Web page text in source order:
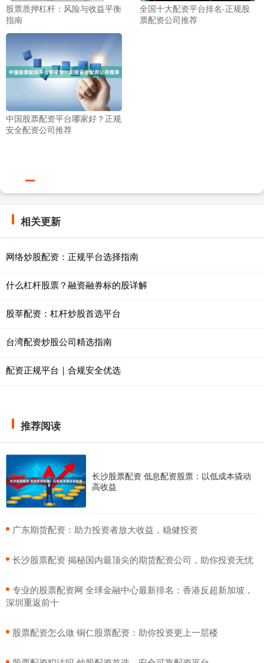
股票质押杠杆：风险与收益平衡
指南
全国十大配资平台排名-正规股
票配资公司推荐
中国股票配资平台哪家好？正规
安全配资公司推荐
相关更新
网络炒股配资：正规平台选择指南
什么杠杆股票？融资融券标的股详解
股莘配资：杠杆炒股首选平台
台湾配资炒股公司精选指南
配资正规平台｜合规安全优选
推荐阅读
长沙股票配资 低息配资股票：以低成本撬动
高收益
​广东期货配资：助力投资者放大收益，稳健投资
​长沙股票配资 揭秘国内最顶尖的期货配资公司，助你投资无忧
​专业的股票配资网 全球金融中心最新排名：香港反超新加坡，
深圳重返前十
​股票配资怎么做 铜仁股票配资：助你投资更上一层楼